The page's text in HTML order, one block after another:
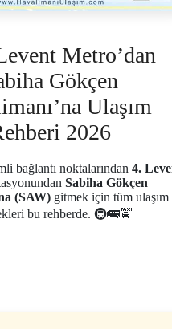
Metro’dan
Gökçen
Ulaşım
2026
bağlantı noktalarından 4.
Sabiha Gökçen
(SAW) gitmek için tüm ulaşım
bu rehberde. 🚇🚌🚖